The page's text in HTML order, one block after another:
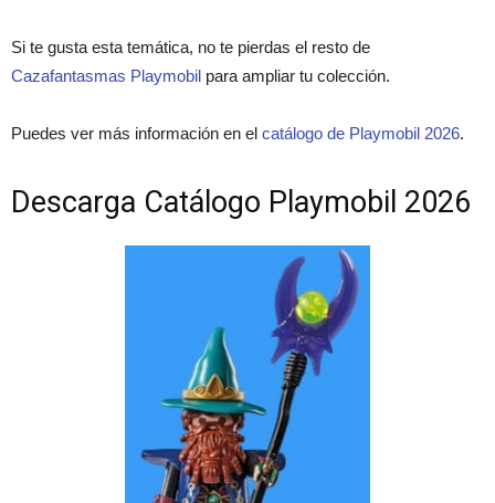
Si te gusta esta temática, no te pierdas el resto de
Cazafantasmas Playmobil para ampliar tu colección.
Puedes ver más información en el catálogo de Playmobil 2026.
Descarga Catálogo Playmobil 2026